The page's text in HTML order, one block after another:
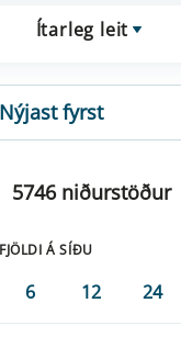
Ítarleg leit
5746 niðurstöður
FJÖLDI Á SÍÐU
6 12 24